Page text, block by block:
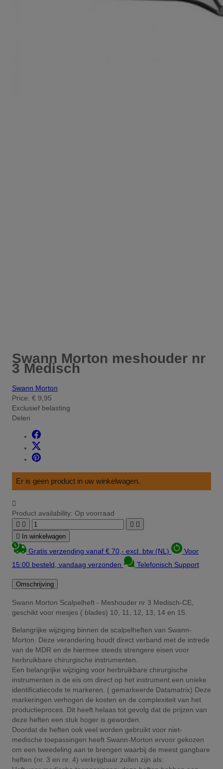
Swann Morton meshouder nr
3 Medisch
Swann Morton
Price: € 9,95
Exclusief belasting
Delen
Er is geen product in uw winkelwagen.

Product availability: Op voorraad
   
 In winkelwagen
Gratis verzending vanaf € 70,- excl. btw (NL)
Voor
15:00 besteld, vandaag verzonden
Telefonisch Support
Omschrijving
Swann Morton Scalpelheft - Meshouder nr 3 Medisch-CE,
geschikt voor mesjes ( blades) 10, 11, 12, 13, 14 en 15.
Belangrijke wijziging binnen de scalpelheften van Swann-
Morton. Deze verandering houdt direct verband met de intrede
van de MDR en de hiermee steeds strengere eisen voor
herbruikbare chirurgische instrumenten.
Een belangrijke wijziging voor herbruikbare chirurgische
instrumenten is de eis om direct op het instrument een unieke
identificatiecode te markeren. ( gemarkeerde Datamatrix) Deze
markeringen verhogen de kosten en de complexiteit van het
productieproces. Dit heeft helaas tot gevolg dat de prijzen van
deze heften een stuk hoger is geworden.
Doordat de heften ook veel worden gebruikt voor niet-
medische toepassingen heeft Swann-Morton ervoor gekozen
om een tweedeling aan te brengen waarbij de meest gangbare
heften (nr. 3 en nr. 4) verkrijgbaar zullen zijn als: